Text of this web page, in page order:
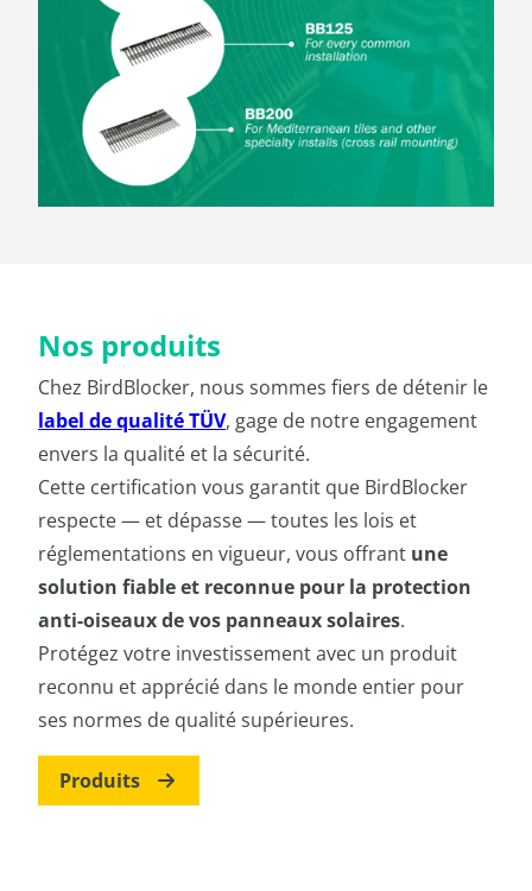
Nos produits
Chez BirdBlocker, nous sommes fiers de détenir le
label de qualité TÜV, gage de notre engagement
envers la qualité et la sécurité.
Cette certification vous garantit que BirdBlocker
respecte — et dépasse — toutes les lois et
réglementations en vigueur, vous offrant une
solution fiable et reconnue pour la protection
anti-oiseaux de vos panneaux solaires.
Protégez votre investissement avec un produit
reconnu et apprécié dans le monde entier pour
ses normes de qualité supérieures.
Produits